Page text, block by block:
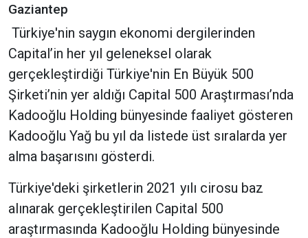
Gaziantep
Türkiye'nin saygın ekonomi dergilerinden
Capital’in her yıl geleneksel olarak
gerçekleştirdiği Türkiye'nin En Büyük 500
Şirketi’nin yer aldığı Capital 500 Araştırması’nda
Kadooğlu Holding bünyesinde faaliyet gösteren
Kadooğlu Yağ bu yıl da listede üst sıralarda yer
alma başarısını gösterdi.
Türkiye'deki şirketlerin 2021 yılı cirosu baz
alınarak gerçekleştirilen Capital 500
araştırmasında Kadooğlu Holding bünyesinde